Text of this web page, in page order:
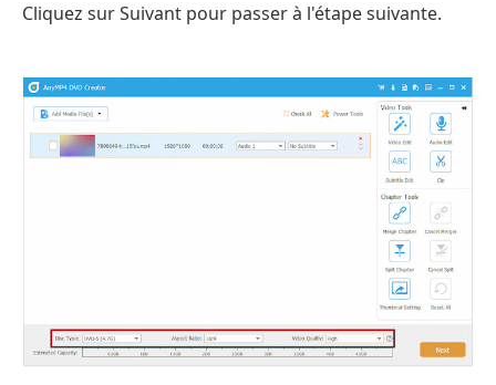
Cliquez sur Suivant pour passer à l'étape suivante.